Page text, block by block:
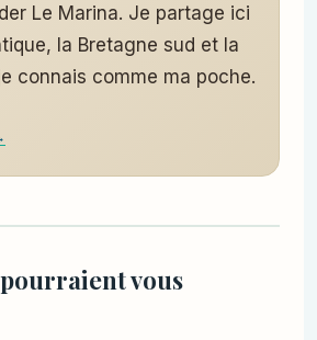
Le Marina. Je partage ici
la Bretagne sud et la
connais comme ma poche.
vous